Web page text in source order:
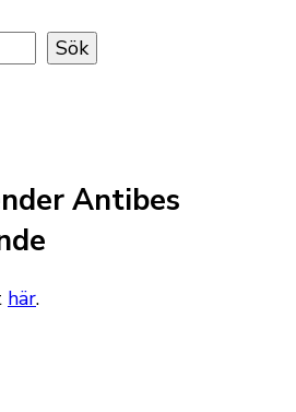
Sök
Antibes
här.